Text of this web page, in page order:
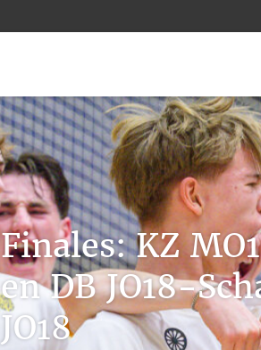
Finales: KZ
en DB JO18-
JO18